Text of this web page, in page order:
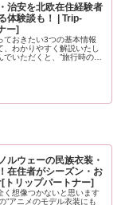
治安を北欧在住経験者
体験談も！ | Trip-
ー]
ておきたい3つの基本情報
、わかりやすく解説いたし
いただくと、”旅行時の服
ルウェーの民族衣装・
在住者がシーズン・お
リップパートナー]
く想像つかないと思います
”アニメのモデル衣装にも